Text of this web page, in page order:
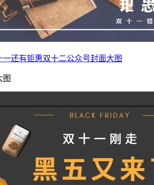
一还有钜惠双十二公众号封面大图
图